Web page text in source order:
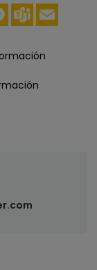
Messenger
Teams